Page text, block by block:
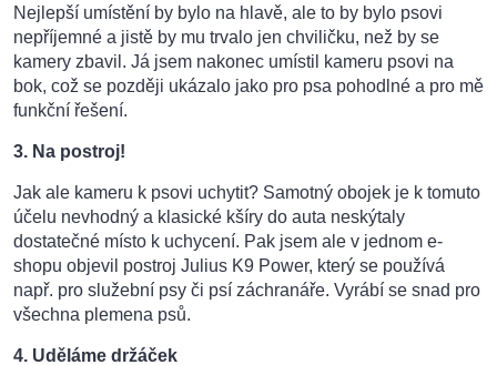
Nejlepší umístění by bylo na hlavě, ale to by bylo psovi
nepříjemné a jistě by mu trvalo jen chviličku, než by se
kamery zbavil. Já jsem nakonec umístil kameru psovi na
bok, což se později ukázalo jako pro psa pohodlné a pro mě
funkční řešení.
3. Na postroj!
Jak ale kameru k psovi uchytit? Samotný obojek je k tomuto
účelu nevhodný a klasické kšíry do auta neskýtaly
dostatečné místo k uchycení. Pak jsem ale v jednom e-
shopu objevil postroj Julius K9 Power, který se používá
např. pro služební psy či psí záchranáře. Vyrábí se snad pro
všechna plemena psů.
4. Uděláme držáček